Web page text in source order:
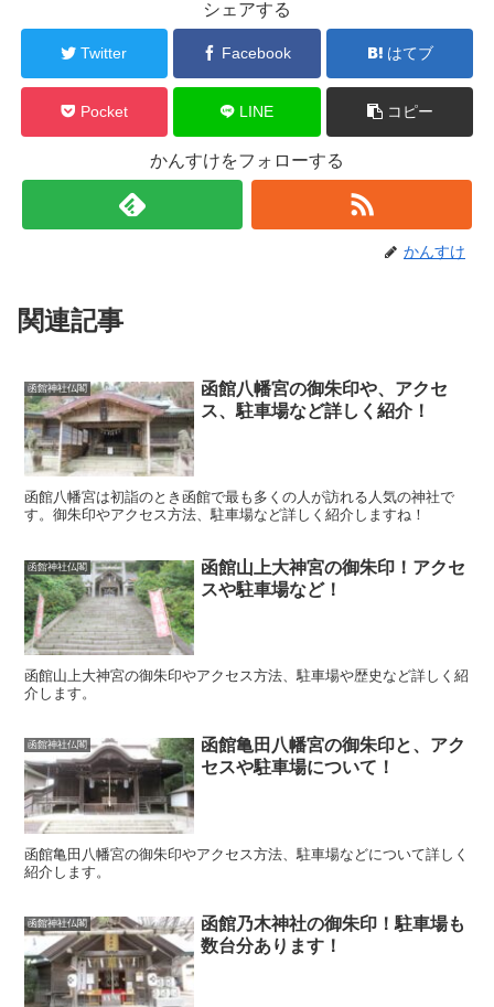
シェアする
Twitter Facebook はてブ
Pocket LINE コピー
かんすけをフォローする
かんすけ
関連記事
函館神社仏閣
函館八幡宮の御朱印や、アクセ
ス、駐車場など詳しく紹介！
函館八幡宮は初詣のとき函館で最も多くの人が訪れる人気の神社で
す。御朱印やアクセス方法、駐車場など詳しく紹介しますね！
函館神社仏閣
函館山上大神宮の御朱印！アクセ
スや駐車場など！
函館山上大神宮の御朱印やアクセス方法、駐車場や歴史など詳しく紹
介します。
函館神社仏閣
函館亀田八幡宮の御朱印と、アク
セスや駐車場について！
函館亀田八幡宮の御朱印やアクセス方法、駐車場などについて詳しく
紹介します。
函館神社仏閣
函館乃木神社の御朱印！駐車場も
数台分あります！